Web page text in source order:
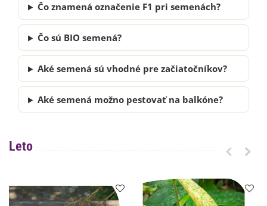
Čo znamená označenie F1 pri semenách?
Čo sú BIO semená?
Aké semená sú vhodné pre začiatočníkov?
Aké semená možno pestovať na balkóne?
Leto